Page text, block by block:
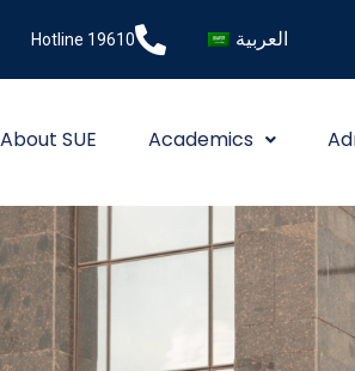
Hotline 19610 العربية
About SUE Academics